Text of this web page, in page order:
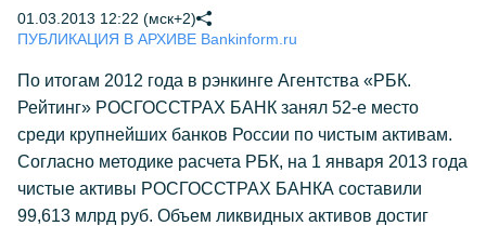
01.03.2013 12:22 (мск+2)
ПУБЛИКАЦИЯ В АРХИВЕ Bankinform.ru
По итогам 2012 года в рэнкинге Агентства «РБК.
Рейтинг» РОСГОССТРАХ БАНК занял 52-е место
среди крупнейших банков России по чистым активам.
Согласно методике расчета РБК, на 1 января 2013 года
чистые активы РОСГОССТРАХ БАНКА составили
99,613 млрд руб. Объем ликвидных активов достиг